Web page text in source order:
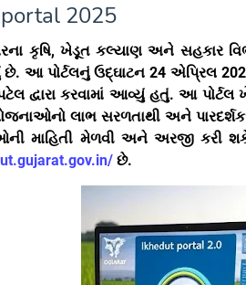
2025
કૃષિ, ખેડૂત કલ્યાણ અને સહકાર
આ પોર્ટલનું ઉદ્ઘાટન 24 એપ્રિલ
દ્વારા કરવામાં આવ્યું હતું. આ
લાભ સરળતાથી અને પારદર્શક
માહિતી મેળવી અને અરજી કરી
છે.